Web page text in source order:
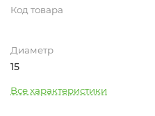
Код товара
Диаметр
15
Все характеристики